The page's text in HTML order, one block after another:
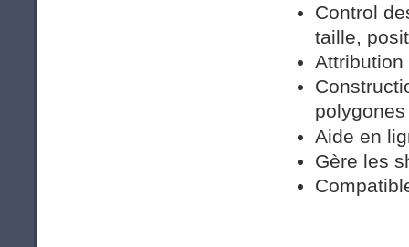
Control
taille,
Aide en
Gère les